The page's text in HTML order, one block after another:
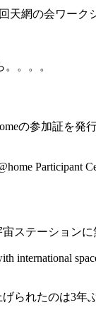
天網の会ワー
。。。
の参加証を
Participant
ステーションに
international
られたのは3年